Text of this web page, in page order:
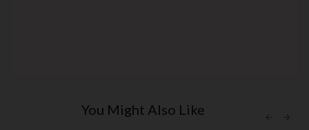
You Might Also Like